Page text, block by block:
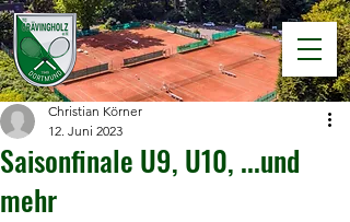
Saisonfinale U9, U10, ...und
mehr
Christian Körner
12. Juni 2023